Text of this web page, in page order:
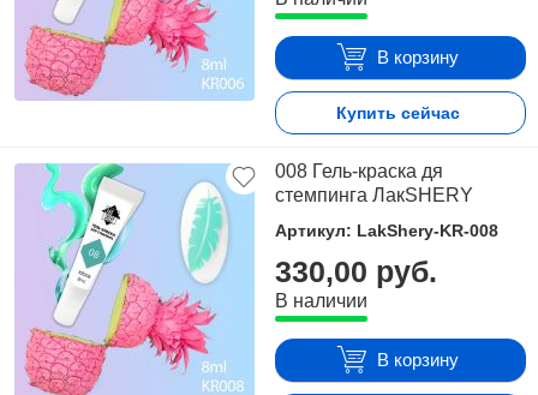
В корзину
Купить сейчас
008 Гель-краска дя
стемпинга ЛакSHERY
Артикул: LakShery-KR-008
330,00 руб.
В наличии
В корзину